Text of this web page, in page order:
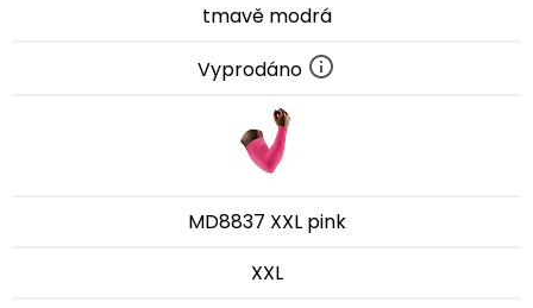
tmavě modrá
Vyprodáno
MD8837 XXL pink
XXL